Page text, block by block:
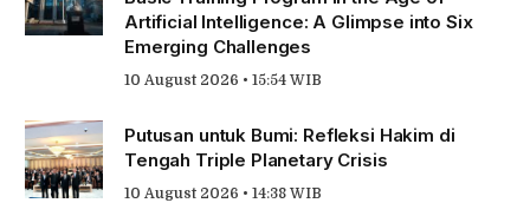
Artificial Intelligence: A Glimpse into Six
Emerging Challenges
10 August 2026 • 15:54 WIB
Putusan untuk Bumi: Refleksi Hakim di
Tengah Triple Planetary Crisis
10 August 2026 • 14:38 WIB